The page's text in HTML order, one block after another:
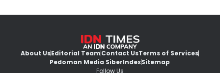
About UsEditorial TeamContact UsTerms of Services
Pedoman Media SiberIndexSitemap
Follow Us